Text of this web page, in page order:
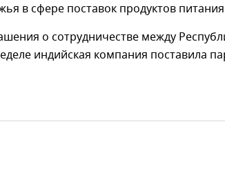
в сфере поставок продуктов
о сотрудничестве между
индийская компания поставила